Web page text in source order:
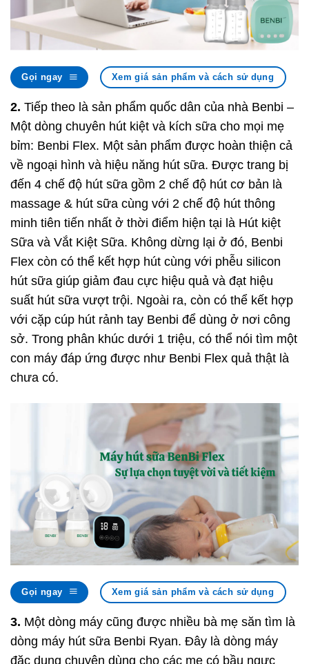
Gọi ngay Xem giá sản phẩm và cách sử dụng
2. Tiếp theo là sản phẩm quốc dân của nhà Benbi –
Một dòng chuyên hút kiệt và kích sữa cho mọi mẹ
bỉm: Benbi Flex. Một sản phẩm được hoàn thiện cả
về ngoại hình và hiệu năng hút sữa. Được trang bị
đến 4 chế độ hút sữa gồm 2 chế độ hút cơ bản là
massage & hút sữa cùng với 2 chế độ hút thông
minh tiên tiến nhất ở thời điểm hiện tại là Hút kiệt
Sữa và Vắt Kiệt Sữa. Không dừng lại ở đó, Benbi
Flex còn có thể kết hợp hút cùng với phễu silicon
hút sữa giúp giảm đau cực hiệu quả và đạt hiệu
suất hút sữa vượt trội. Ngoài ra, còn có thể kết hợp
với cặp cúp hút rảnh tay Benbi để dùng ở nơi công
sở. Trong phân khúc dưới 1 triệu, có thể nói tìm một
con máy đáp ứng được như Benbi Flex quả thật là
chưa có.
Gọi ngay Xem giá sản phẩm và cách sử dụng
3. Một dòng máy cũng được nhiều bà mẹ săn tìm là
dòng máy hút sữa Benbi Ryan. Đây là dòng máy
đặc dụng chuyên dùng cho các mẹ có bầu ngực